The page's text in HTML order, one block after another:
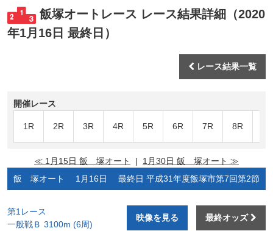
飯塚オートレース レース結果詳細（2020
年1月16日 最終日）
レース結果一覧
開催レース
1R 2R 3R 4R 5R 6R 7R 8R
≪ 1月15日 飯 塚オート | 1月30日 飯 塚オート ≫
飯 塚オート 1月16日 最終日 平成31年度飯塚市第7回第2節
第1レース
一般戦Ｂ 3100m (6周)
映像を見る 最終オッズ